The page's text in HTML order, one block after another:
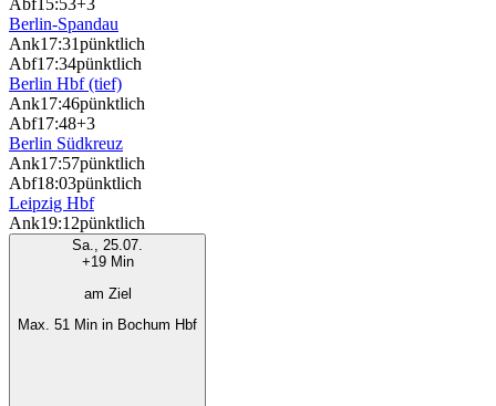
Abf15:53+3
Berlin-Spandau
Ank17:31pünktlich
Abf17:34pünktlich
Berlin Hbf (tief)
Ank17:46pünktlich
Abf17:48+3
Berlin Südkreuz
Ank17:57pünktlich
Abf18:03pünktlich
Leipzig Hbf
Ank19:12pünktlich
Sa., 25.07.
+19 Min
am Ziel
Max. 51 Min in Bochum Hbf